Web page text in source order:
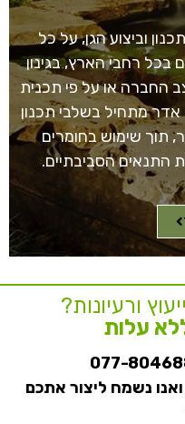
וביצוע הגן, על כל
בכל רחבי הארץ, בגינון
החברה או על פי תכנית
אדר מתחיל בשלבי תכנון
תוך שימוש בחומרים
התנאים הסביבתיים.
ורעיונות?
עלות
077-
נשמח ליצור אתכם